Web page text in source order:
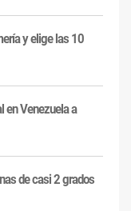
y elige las 10
en Venezuela a
de casi 2 grados